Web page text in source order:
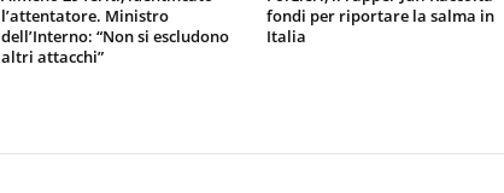
l’attentatore. Ministro
dell’Interno: “Non si escludono
altri attacchi”
fondi per riportare la salma in
Italia